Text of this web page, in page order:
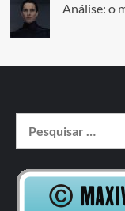
Análise: o